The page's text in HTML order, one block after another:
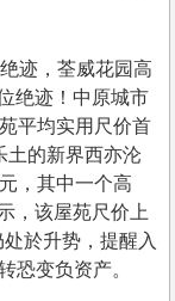
迹，荃威花园高
绝迹！中原城市
平均实用尺价首
土的新界西亦沦
，其中一个高
，该屋苑尺价上
於升势，提醒入
恐变负资产。